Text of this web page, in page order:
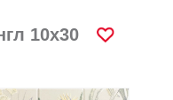
10х30